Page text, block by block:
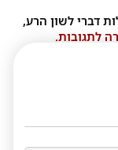
דברי לשון הרע,
לתגובות.